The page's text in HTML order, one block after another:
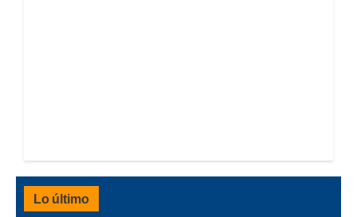
Lo último